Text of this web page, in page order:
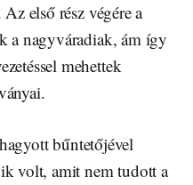
első rész végére a
a nagyváradiak, ám így
mehettek
bűntetőjével
volt, amit nem tudott a